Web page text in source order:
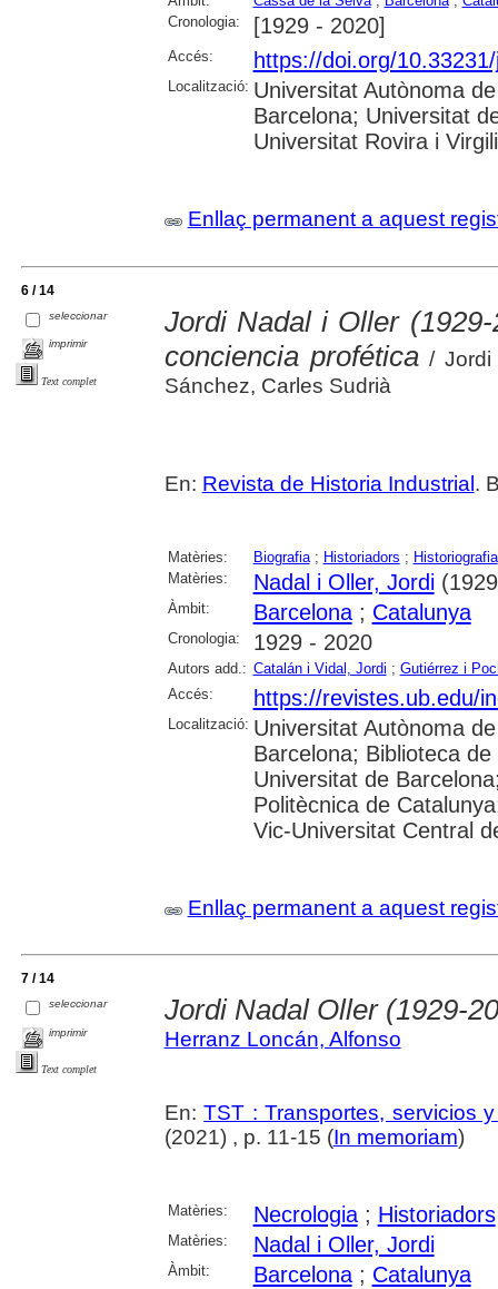
Cronologia:
[1929 - 2020]
Accés: https://doi.org/
Localització: Universitat Autònoma
Barcelona; Universitat
Universitat Rovira i
Enllaç permanent a aquest
6 / 14
seleccionar
imprimir
Text complet
Jordi Nadal i Oller
conciencia profética / Jordi
Sánchez, Carles Sudrià
En: Revista de Historia Industrial.
Matèries: Biografia; Historiadors ; Historiografia
Matèries:
Nadal i Oller, Jordi
Àmbit: Barcelona; Catalunya
Cronologia: 1929 - 2020
Autors add.: Catalán i Vidal, Jordi ; Gutiérrez i
Accés:
https://revistes.ub.edu/
Localització: Universitat Autònoma
Barcelona; Biblioteca
Universitat de
Politècnica de
Vic-Universitat Central
Enllaç permanent a aquest
7 / 14
seleccionar
imprimir
Text complet
Jordi Nadal Oller (1929-
Herranz Loncán, Alfonso
En:TST : Transportes, servicios
(2021) , p. 11-15 (In memoriam)
Matèries: Necrologia; Historiadors
Matèries: Nadal i Oller, Jordi
Àmbit: Barcelona; Catalunya